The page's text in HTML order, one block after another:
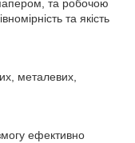
та робочою
та якість
металевих,
ефективно